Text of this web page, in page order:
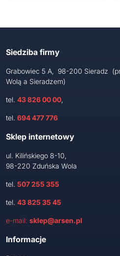
Siedziba firmy
Grabowiec 5 A, 98-200 Sieradz
Wolą a Sieradzem)
tel. 43 826 00 00,
tel. 694 477 776
Sklep internetowy
ul. Kilińskiego 8-10,
98-220 Zduńska Wola
tel. 507 255 355
tel. 43 825 35 45
e-mail: sklep@arsen.pl
Informacje